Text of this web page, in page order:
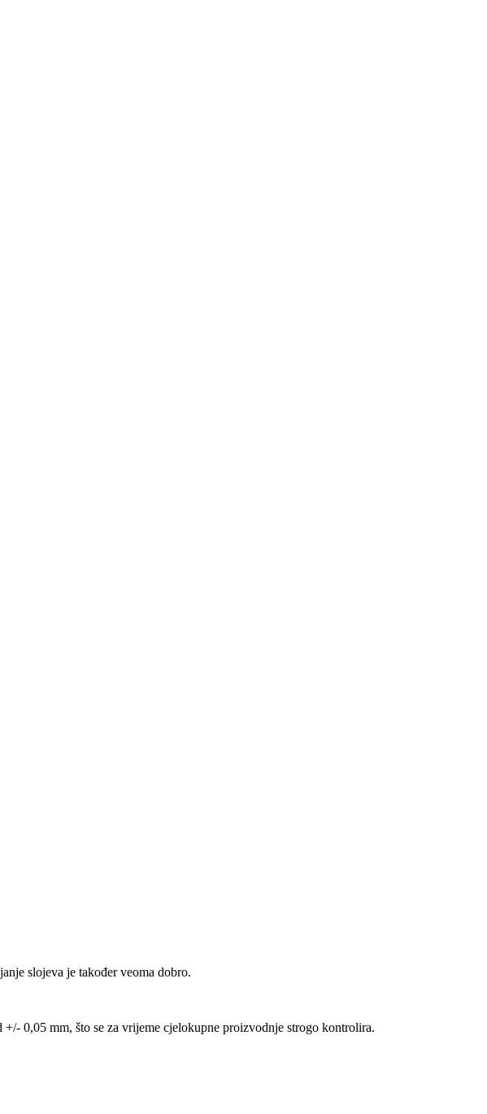
slojeva je također veoma dobro.
0,05 mm, što se za vrijeme cjelokupne proizvodnje strogo kontrolira.